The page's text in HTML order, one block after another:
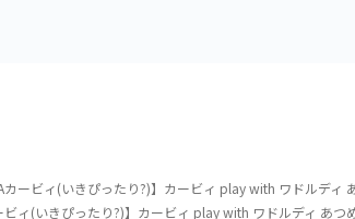
カービィ(いきぴったり?)】カービィ play with ワドルディ
ビィ(いきぴったり?)】カービィ play with ワドルディ あつ